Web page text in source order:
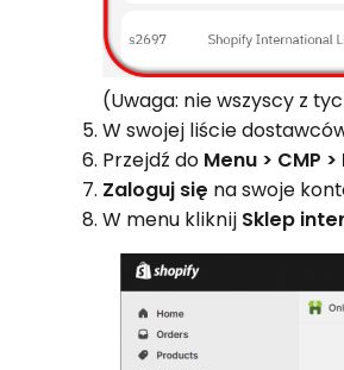
(Uwaga: nie wszyscy z
W swojej liście
Przejdź do Menu > CMP
Zaloguj się na swoje
W menu kliknij Sklep